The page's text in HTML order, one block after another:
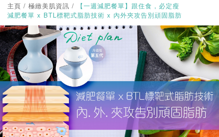
主頁 / 極緻美肌資訊 /
【一週減肥餐單】跟住食，必定瘦
減肥餐單 x BTL標靶式脂肪技術 x 內外夾攻告別頑固脂肪